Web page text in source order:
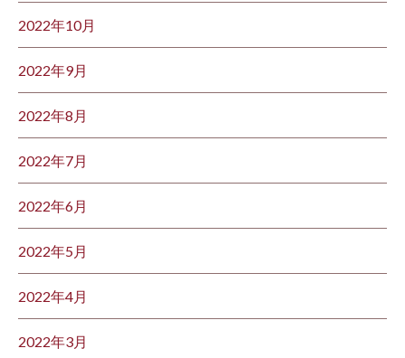
2022年10月
2022年9月
2022年8月
2022年7月
2022年6月
2022年5月
2022年4月
2022年3月